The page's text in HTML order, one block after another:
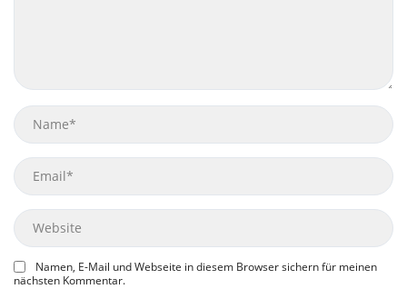
Name
Email
Website
Namen, E-Mail und Webseite in diesem Browser sichern für meinen
nächsten Kommentar.